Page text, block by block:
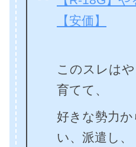
【安価】
このスレは
育てて、
好きな勢力
い、派遣し、